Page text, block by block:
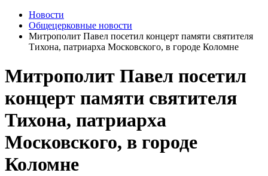
Новости
Общецерковные новости
Митрополит Павел посетил концерт памяти святителя
Тихона, патриарха Московского, в городе Коломне
Митрополит Павел посетил
концерт памяти святителя
Тихона, патриарха
Московского, в городе
Коломне